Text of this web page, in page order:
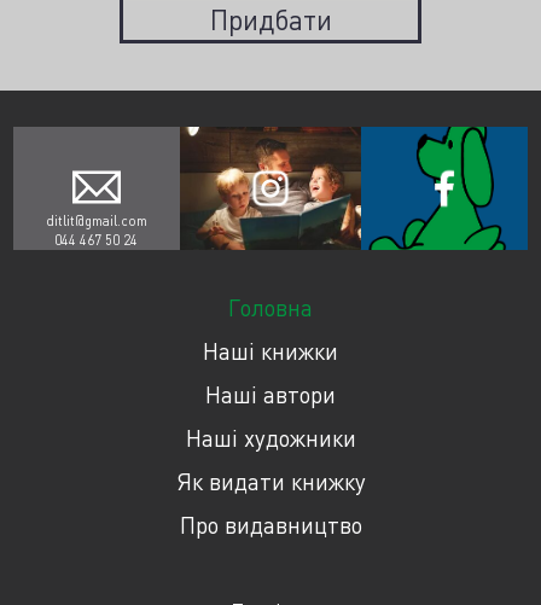
Придбати
ditlit@gmail.com
044 467 50 24
Головна
Наші книжки
Наші автори
Наші художники
Як видати книжку
Про видавництво